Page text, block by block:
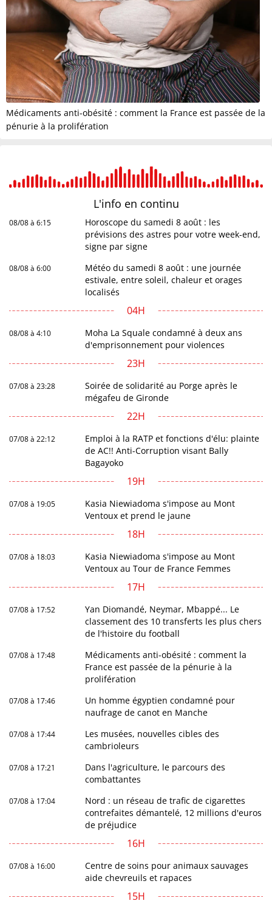
Médicaments anti-obésité : comment la France est passée de la
pénurie à la prolifération
L'info en continu
08/08 à 6:15
Horoscope du samedi 8 août : les
prévisions des astres pour votre week-end,
signe par signe
08/08 à 6:00
Météo du samedi 8 août : une journée
estivale, entre soleil, chaleur et orages
localisés
04H
08/08 à 4:10
Moha La Squale condamné à deux ans
d'emprisonnement pour violences
23H
07/08 à 23:28
Soirée de solidarité au Porge après le
mégafeu de Gironde
22H
07/08 à 22:12
Emploi à la RATP et fonctions d'élu: plainte
de AC!! Anti-Corruption visant Bally
Bagayoko
19H
07/08 à 19:05
Kasia Niewiadoma s'impose au Mont
Ventoux et prend le jaune
18H
07/08 à 18:03
Kasia Niewiadoma s'impose au Mont
Ventoux au Tour de France Femmes
17H
07/08 à 17:52
Yan Diomandé, Neymar, Mbappé... Le
classement des 10 transferts les plus chers
de l'histoire du football
07/08 à 17:48
Médicaments anti-obésité : comment la
France est passée de la pénurie à la
prolifération
07/08 à 17:46
Un homme égyptien condamné pour
naufrage de canot en Manche
07/08 à 17:44
Les musées, nouvelles cibles des
cambrioleurs
07/08 à 17:21
Dans l'agriculture, le parcours des
combattantes
07/08 à 17:04
Nord : un réseau de trafic de cigarettes
contrefaites démantelé, 12 millions d'euros
de préjudice
16H
07/08 à 16:00
Centre de soins pour animaux sauvages
aide chevreuils et rapaces
15H